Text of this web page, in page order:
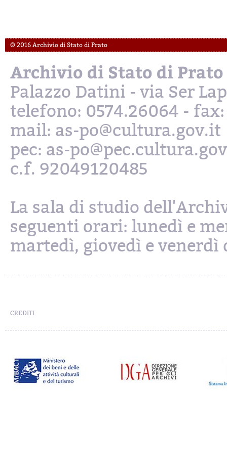
© 2016 Archivio di Stato di Prato
Archivio di Stato di Prato
Palazzo Datini - via Ser
telefono: 0574.26064 - fax:
mail: as-po@cultura.gov.it
pec: as-
c.f. 92049120485
La sala di studio
seguenti orari: lunedì e
martedì, giovedì e venerdì
CREDITI